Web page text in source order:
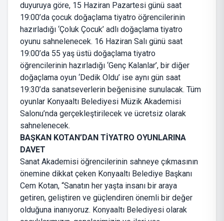
duyuruya göre, 15 Haziran Pazartesi günü saat
19:00’da çocuk doğaçlama tiyatro öğrencilerinin
hazırladığı ‘Çoluk Çocuk’ adlı doğaçlama tiyatro
oyunu sahnelenecek. 16 Haziran Salı günü saat
19:00’da 55 yaş üstü doğaçlama tiyatro
öğrencilerinin hazırladığı ‘Genç Kalanlar’, bir diğer
doğaçlama oyun ‘Dedik Oldu’ ise aynı gün saat
19:30’da sanatseverlerin beğenisine sunulacak. Tüm
oyunlar Konyaaltı Belediyesi Müzik Akademisi
Salonu’nda gerçekleştirilecek ve ücretsiz olarak
sahnelenecek.
BAŞKAN KOTAN’DAN TİYATRO OYUNLARINA
DAVET
Sanat Akademisi öğrencilerinin sahneye çıkmasının
önemine dikkat çeken Konyaaltı Belediye Başkanı
Cem Kotan, “Sanatın her yaşta insanı bir araya
getiren, geliştiren ve güçlendiren önemli bir değer
olduğuna inanıyoruz. Konyaaltı Belediyesi olarak